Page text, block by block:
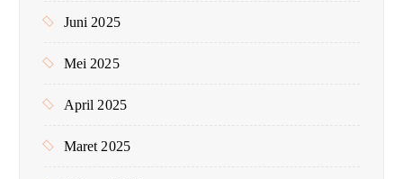
Juni 2025
Mei 2025
April 2025
Maret 2025